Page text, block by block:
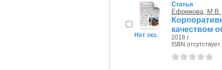
Нет экз.
Статья
Ефремова, М.В.
качеством
2018 г.
ISBN отсутствует